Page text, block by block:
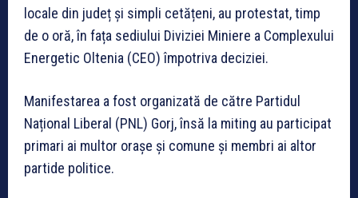
locale din județ și simpli cetățeni, au protestat, timp
de o oră, în fața sediului Diviziei Miniere a Complexului
Energetic Oltenia (CEO) împotriva deciziei.
Manifestarea a fost organizată de către Partidul
Național Liberal (PNL) Gorj, însă la miting au participat
primari ai multor orașe și comune și membri ai altor
partide politice.